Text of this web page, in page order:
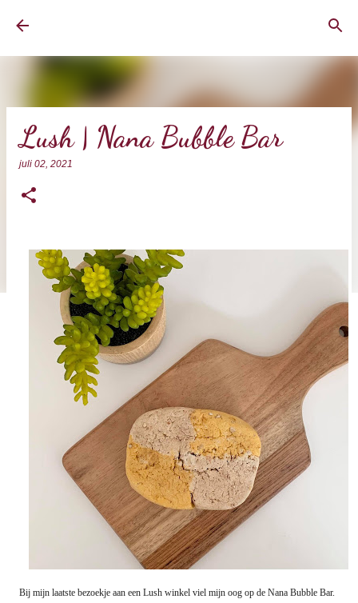
Lush | Nana Bubble Bar
juli 02, 2021
Bij mijn laatste bezoekje aan een Lush winkel viel mijn oog op de Nana Bubble Bar.